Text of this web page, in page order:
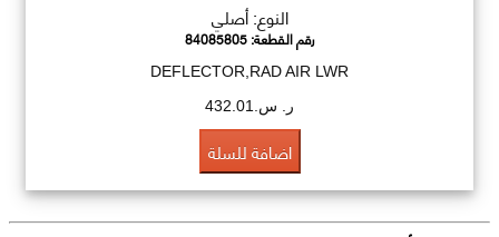
النوع: أصلي
رقم القطعة:84085805
DEFLECTOR,RAD AIR LWR
ر. س.432.01
اضافة للسلة